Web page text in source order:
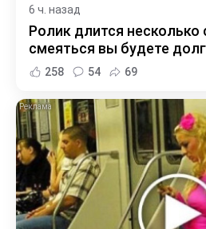
6 ч. назад
Ролик длится несколько
смеяться вы будете
258 54 69